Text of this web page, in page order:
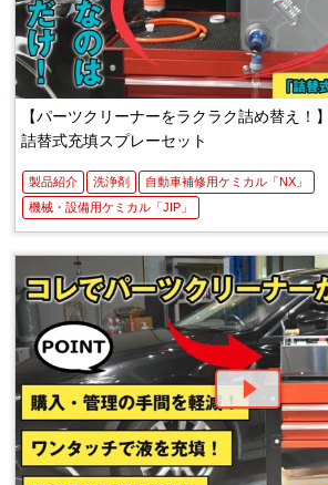
【パーツクリーナーをラクラク詰め替え！】
詰替式充填スプレーセット
製品紹介 洗浄剤
自動車補修用ケミカル「NX」
機械・設備用ケミカル「JIP」